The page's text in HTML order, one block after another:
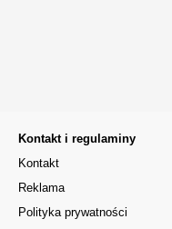
Kontakt i regulaminy
Kontakt
Reklama
Polityka prywatności